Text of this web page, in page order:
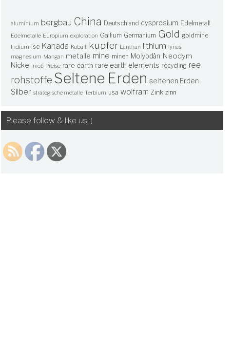
aluminium bergbau China Deutschland dysprosium Edelmetall
Edelmetalle Europium exploration Gallium Germanium Gold goldmine
Indium ise Kanada Kobalt kupfer Lanthan lithium lynas
magnesium Mangan metalle mine minen Molybdän Neodym
Nickel niob Preise rare earth rare earth elements recycling ree
rohstoffe Seltene Erden seltenen Erden
Silber strategische metalle Terbium usa wolfram Zink zinn
Please follow & like us :)